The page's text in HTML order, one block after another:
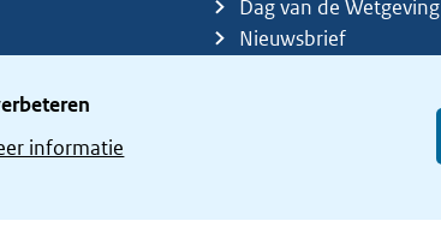
informatie
Dag van de Wetgeving
Nieuwsbrief